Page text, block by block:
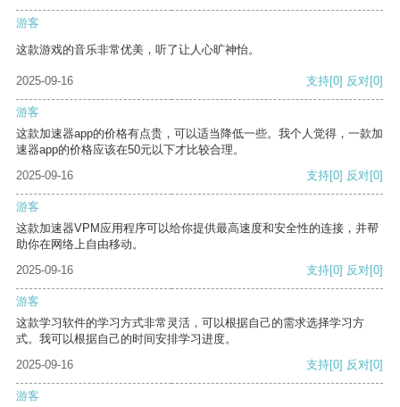
游客
这款游戏的音乐非常优美，听了让人心旷神怡。
2025-09-16 支持[0] 反对[0]
游客
这款加速器app的价格有点贵，可以适当降低一些。我个人觉得，一款加
速器app的价格应该在50元以下才比较合理。
2025-09-16
支持[0] 反对[0]
游客
这款加速器VPM应用程序可以给你提供最高速度和安全性的连接，并帮
助你在网络上自由移动。
2025-09-16
支持[0] 反对[0]
游客
这款学习软件的学习方式非常灵活，可以根据自己的需求选择学习方
式。我可以根据自己的时间安排学习进度。
2025-09-16
支持[0] 反对[0]
游客